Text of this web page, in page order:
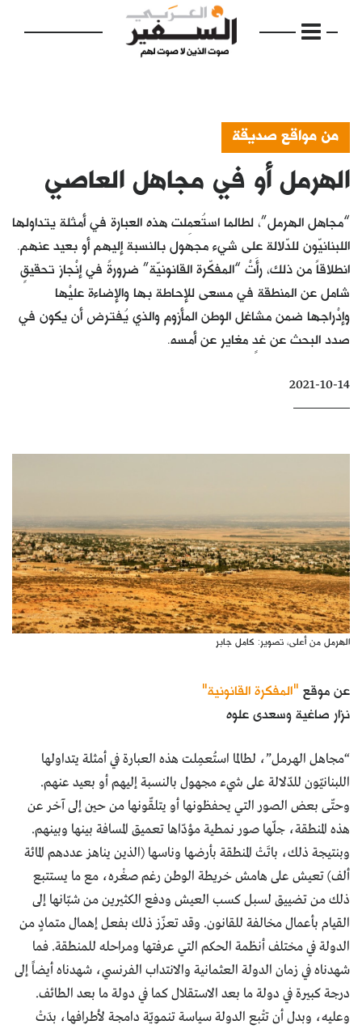
الرئيسية
إفتتاحية
فكرة
دفاتر
بالصورة
كتّابنا
من مواقع صديقة
الهرمل أو في مجاهل العاصي
“مجاهل الهرمل”، لطالما استُعمِلت هذه العبارة في أمثلة يتداولها
اللبنانيّون للدّلالة على شيء مجهول بالنسبة إليهم أو بعيد عنهم.
انطلاقاً من ذلك، رأَتْ “المفكّرة القانونيّة” ضرورةً في إنْجاز تحقيقٍ
شامل عن المنطقة في مسعى للإحاطة بها والإضاءة عليْها
وإدْراجها ضمن مشاغل الوطن المأزوم والذي يُفترض أن يكون في
صدد البحث عن غدٍ مغاير عن أمسه.
2021-10-14
الهرمل من أعلى، تصوير: كامل جابر
عن موقع "المفكرة القانونية"
نزار صاغية وسعدى علوه
“مجاهل الهرمل”، لطالما استُعمِلت هذه العبارة في أمثلة يتداولها
اللبنانيّون للدّلالة على شيء مجهول بالنسبة إليهم أو بعيد عنهم.
وحتّى بعض الصور التي يحفظونها أو يتلقّونها من حين إلى آخر عن
هذه المنطقة، جلّها صور نمطية مؤدّاها تعميق المسافة بينها وبينهم.
وبنتيجة ذلك، باتَتْ المنطقة بأرضها وناسها (الذين يناهز عددهم المائة
ألف) تعيش على هامش خريطة الوطن رغم صغْره، مع ما يستتبع
ذلك من تضييق لسبل كسب العيش ودفع الكثيرين من شبّانها إلى
القيام بأعمال مخالفة للقانون. وقد تعزّز ذلك بفعل إهمال متمادٍ من
الدولة في مختلف أنظمة الحكم التي عرفتها ومراحله للمنطقة. فما
شهدناه في زمان الدولة العثمانية والانتداب الفرنسي، شهدناه أيضاً إلى
درجة كبيرة في دولة ما بعد الاستقلال كما في دولة ما بعد الطائف.
وعليه، وبدل أن تتْبع الدولة سياسة تنمويّة دامجة لأطرافها، بدَتْ